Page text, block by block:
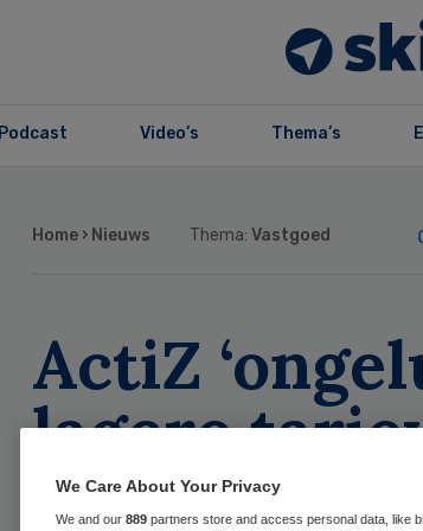
Podcast Video’s Thema’s
Home › Nieuws Thema:Vastgoed
ActiZ
lagere
We Care About Your Privacy
We and our 889 partners store and access personal data, like